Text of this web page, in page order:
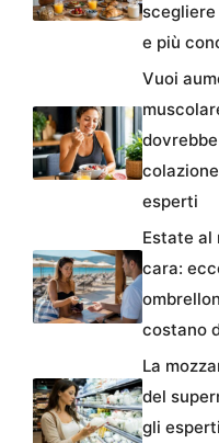
e più
Vuoi
esperti
Estate al
cara:
costano
La
del
gli